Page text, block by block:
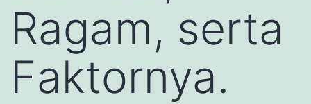
Ragam, serta
Faktornya.